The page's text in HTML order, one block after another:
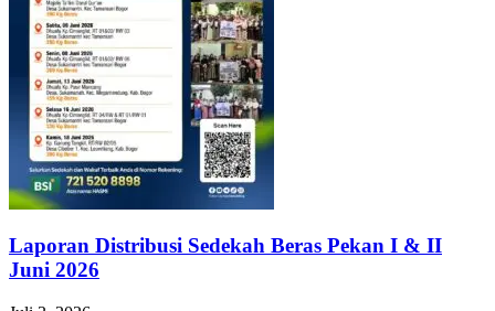
Laporan Distribusi Sedekah Beras Pekan I & II
Juni 2026